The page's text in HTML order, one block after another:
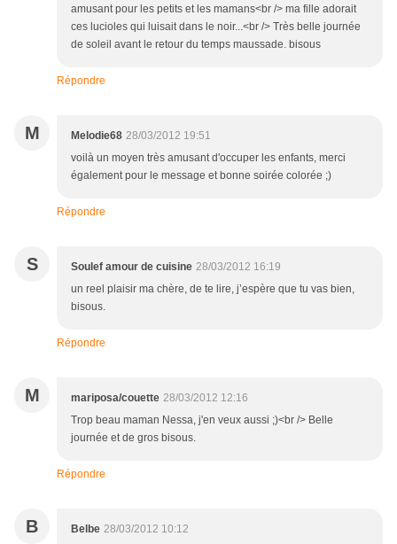
amusant pour les petits et les mamans<br /> ma fille adorait
ces lucioles qui luisait dans le noir...<br /> Très belle journée
de soleil avant le retour du temps maussade. bisous
Répondre
M Melodie68 28/03/2012 19:51
voilà un moyen très amusant d'occuper les enfants, merci
également pour le message et bonne soirée colorée ;)
Répondre
S Soulef amour de cuisine 28/03/2012 16:19
un reel plaisir ma chère, de te lire, j’espère que tu vas bien,
bisous.
Répondre
M mariposa/couette 28/03/2012 12:16
Trop beau maman Nessa, j'en veux aussi ;)<br /> Belle
journée et de gros bisous.
Répondre
B Belbe 28/03/2012 10:12